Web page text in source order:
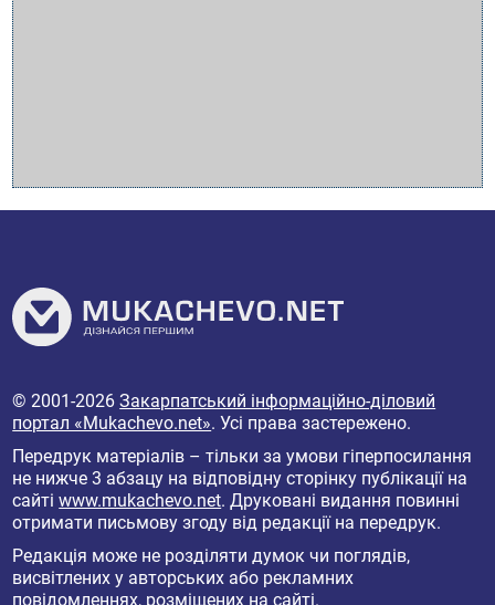
© 2001-2026Закарпатський інформаційно-діловий
портал «Mukachevo.net». Усі права застережено.
Передрук матеріалів – тільки за умови гіперпосилання
не нижче 3 абзацу на відповідну сторінку публікації на
сайтіwww.mukachevo.net. Друковані видання повинні
отримати письмову згоду від редакції на передрук.
Редакція може не розділяти думок чи поглядів,
висвітлених у авторських або рекламних
повідомленнях, розміщених на сайті.